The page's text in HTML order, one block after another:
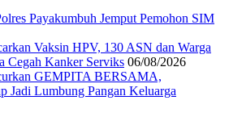
Payakumbuh Jemput Pemohon SIM
Vaksin HPV, 130 ASN dan Warga
Cegah Kanker Serviks 06/08/2026
GEMPITA BERSAMA,
Jadi Lumbung Pangan Keluarga